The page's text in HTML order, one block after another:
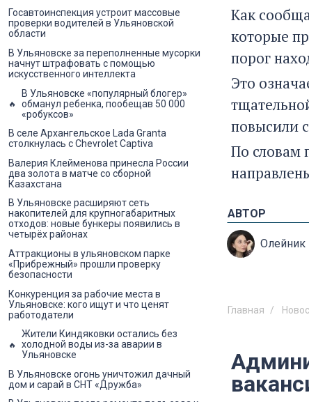
Как
которые
порог
Это
повысили
По словам
АВТОР
Олейник
Главная
Госавтоинспекция устроит массовые
проверки водителей в Ульяновской
области
В Ульяновске за переполненные мусорки
начнут штрафовать с помощью
искусственного интеллекта
В Ульяновске «популярный блогер»
обманул ребенка, пообещав 50 000
«робуксов»
В селе Архангельское Lada Granta
столкнулась с Chevrolet Captiva
Валерия Клейменова принесла России
два золота в матче со сборной
Казахстана
В Ульяновске расширяют сеть
накопителей для крупногабаритных
отходов: новые бункеры появились в
четырёх районах
Аттракционы в ульяновском парке
«Прибрежный» прошли проверку
безопасности
Конкуренция за рабочие места в
Ульяновске: кого ищут и что ценят
работодатели
Жители Киндяковки остались без
холодной воды из-за аварии в
Ульяновске
В Ульяновске огонь уничтожил дачный
дом и сарай в СНТ «Дружба»